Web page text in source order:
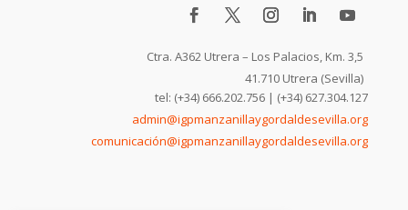
Ctra. A362 Utrera – Los Palacios, Km. 3,5
41.710 Utrera (Sevilla)
tel: (+34) 666.202.756 | (+34) 627.304.127
admin@igpmanzanillaygordaldesevilla.org
comunicación@igpmanzanillaygordaldesevilla.org